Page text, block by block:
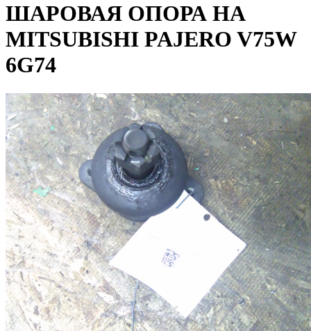
ШАРОВАЯ ОПОРА НА
MITSUBISHI PAJERO V75W
6G74